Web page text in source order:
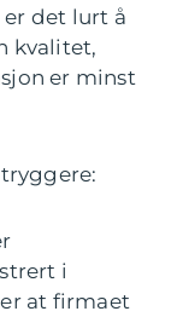
det lurt å
kvalitet,
er minst
i
at firmaet